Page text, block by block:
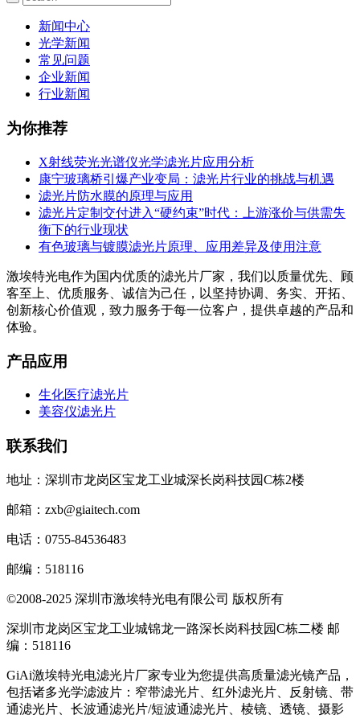
新闻中心
光学新闻
常见问题
企业新闻
行业新闻
为你推荐
X射线荧光光谱仪光学滤光片应用分析
康宁玻璃桥引爆产业变局：滤光片行业的挑战与机遇
滤光片防水膜的原理与应用
滤光片定制交付进入“硬约束”时代：上游涨价与供需失
衡下的行业现状
有色玻璃与镀膜滤光片原理、应用差异及使用注意
激埃特光电作为国内优质的滤光片厂家，我们以质量优先、顾
客至上、优质服务、诚信为己任，以坚持协调、务实、开拓、
创新核心价值观，致力服务于每一位客户，提供卓越的产品和
体验。
产品应用
生化医疗滤光片
美容仪滤光片
联系我们
地址：深圳市龙岗区宝龙工业城深长岗科技园C栋2楼
邮箱：zxb@giaitech.com
电话：0755-84536483
邮编：518116
©2008-2025 深圳市激埃特光电有限公司 版权所有
深圳市龙岗区宝龙工业城锦龙一路深长岗科技园C栋二楼 邮
编：518116
GiAi激埃特光电滤光片厂家专业为您提供高质量滤光镜产品，
包括诸多光学滤波片：窄带滤光片、红外滤光片、反射镜、带
通滤光片、长波通滤光片/短波通滤光片、棱镜、透镜、摄影